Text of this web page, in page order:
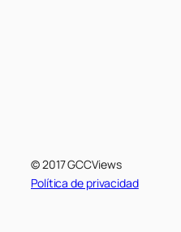
© 2017 GCCViews
Política de privacidad